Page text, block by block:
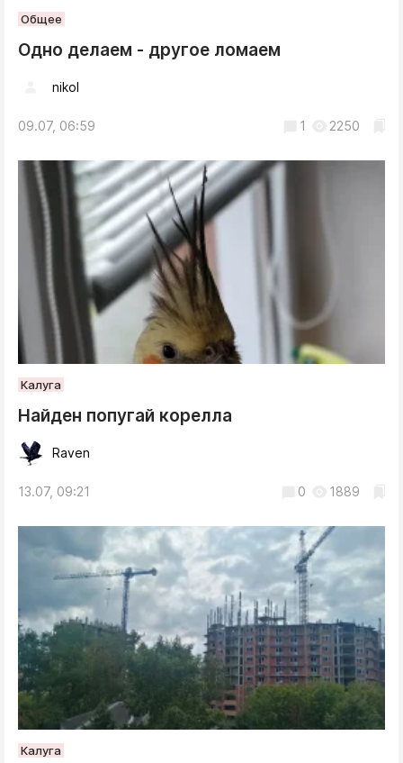
Общее
Одно делаем - другое ломаем
nikol
09.07, 06:59 1 2250
Калуга
Найден попугай корелла
Raven
13.07, 09:21 0 1889
Калуга